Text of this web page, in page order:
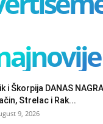
i Škorpija DANAS
Strelac i Rak...
9, 2026